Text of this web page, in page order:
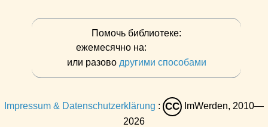
Помочь библиотеке:
ежемесячно на:
или разово другими способами
Impressum & Datenschutzerklärung : CC
ImWerden, 2010—
2026